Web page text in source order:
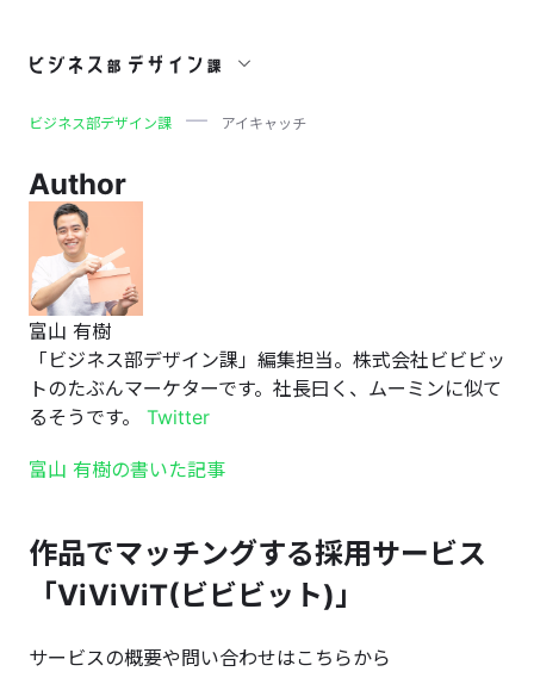
アイキャッチ
ビジネス部デザイン課 アイキャッチ
Author
富山 有樹
「ビジネス部デザイン課」編集担当。株式会社ビビビッ
トのたぶんマーケターです。社長曰く、ムーミンに似て
るそうです。 Twitter
富山 有樹の書いた記事
作品でマッチングする採用サービス
「ViViViT(ビビビット)」
サービスの概要や問い合わせはこちらから